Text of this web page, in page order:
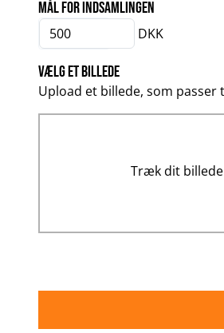
Mål for indsamlingen
DKK
Vælg et billede
Upload et billede, som passer
Træk dit